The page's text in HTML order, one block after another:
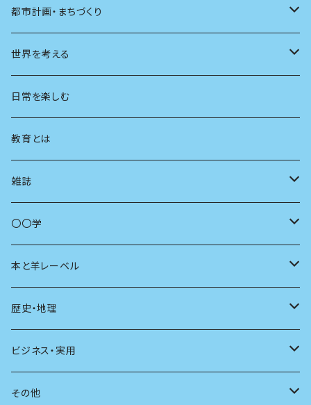
都市計画・まちづくり
都市
地方
まちづくり
コミュニティ
商いとは
世界を考える
思想
日常を楽しむ
教育とは
雑誌
母の友
ユリイカ
現代思想
新潮
別冊太陽
〇〇学
動物
自然
科学
社会
本と羊レーベル
電子版（EPub）
電子版（PDF）
歴史・地理
歴史
地理
ビジネス・実用
雷鳥社辞典シリーズ
その他